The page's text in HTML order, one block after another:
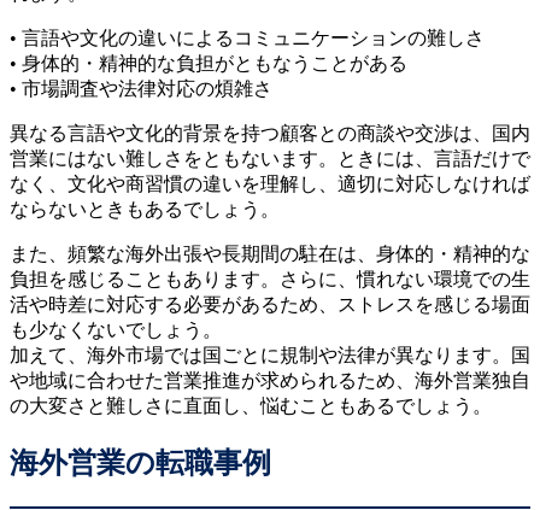
• 言語や文化の違いによるコミュニケーションの難しさ
• 身体的・精神的な負担がともなうことがある
• 市場調査や法律対応の煩雑さ
異なる言語や文化的背景を持つ顧客との商談や交渉は、国内
営業にはない難しさをともないます。ときには、言語だけで
なく、文化や商習慣の違いを理解し、適切に対応しなければ
ならないときもあるでしょう。
また、頻繁な海外出張や長期間の駐在は、身体的・精神的な
負担を感じることもあります。さらに、慣れない環境での生
活や時差に対応する必要があるため、ストレスを感じる場面
も少なくないでしょう。
加えて、海外市場では国ごとに規制や法律が異なります。国
や地域に合わせた営業推進が求められるため、海外営業独自
の大変さと難しさに直面し、悩むこともあるでしょう。
海外営業の転職事例